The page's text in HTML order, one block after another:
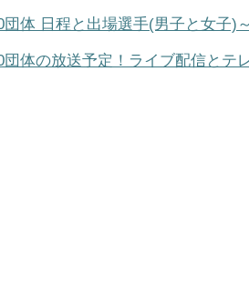
体 日程と出場選手(男子と女子)
体の放送予定！ライブ配信とテ